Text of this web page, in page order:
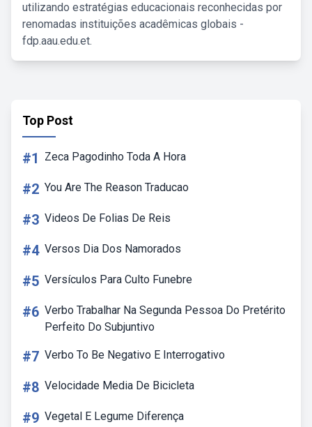
utilizando estratégias educacionais reconhecidas por
renomadas instituições acadêmicas globais -
fdp.aau.edu.et.
Top Post
#1 Zeca Pagodinho Toda A Hora
#2 You Are The Reason Traducao
#3 Videos De Folias De Reis
#4 Versos Dia Dos Namorados
#5 Versículos Para Culto Funebre
#6 Verbo Trabalhar Na Segunda Pessoa Do Pretérito
Perfeito Do Subjuntivo
#7 Verbo To Be Negativo E Interrogativo
#8 Velocidade Media De Bicicleta
#9 Vegetal E Legume Diferença